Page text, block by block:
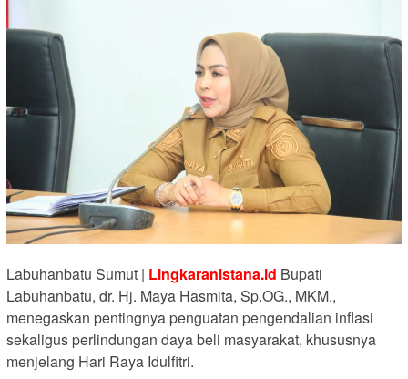
Labuhanbatu Sumut | Lingkaranistana.id Bupati
Labuhanbatu, dr. Hj. Maya Hasmita, Sp.OG., MKM.,
menegaskan pentingnya penguatan pengendalian inflasi
sekaligus perlindungan daya beli masyarakat, khususnya
menjelang Hari Raya Idulfitri.